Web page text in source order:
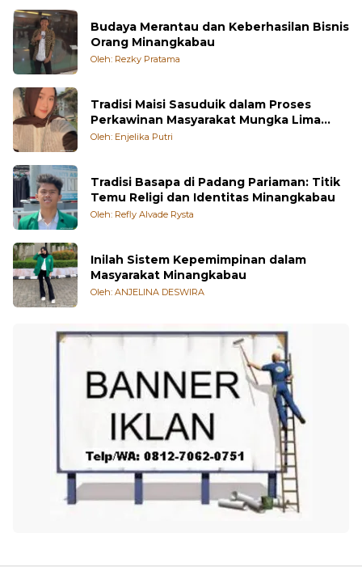
Budaya Merantau dan Keberhasilan Bisnis
Orang Minangkabau
Oleh: Rezky Pratama
Tradisi Maisi Sasuduik dalam Proses
Perkawinan Masyarakat Mungka Lima
Puluh Kota
Oleh: Enjelika Putri
Tradisi Basapa di Padang Pariaman: Titik
Temu Religi dan Identitas Minangkabau
Oleh: Refly Alvade Rysta
Inilah Sistem Kepemimpinan dalam
Masyarakat Minangkabau
Oleh: ANJELINA DESWIRA